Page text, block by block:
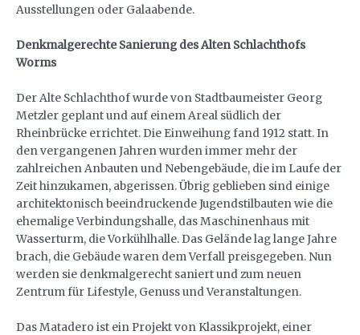
Ausstellungen oder Galaabende.
Denkmalgerechte Sanierung des Alten Schlachthofs
Worms
Der Alte Schlachthof wurde von Stadtbaumeister Georg
Metzler geplant und auf einem Areal südlich der
Rheinbrücke errichtet. Die Einweihung fand 1912 statt. In
den vergangenen Jahren wurden immer mehr der
zahlreichen Anbauten und Nebengebäude, die im Laufe der
Zeit hinzukamen, abgerissen. Übrig geblieben sind einige
architektonisch beeindruckende Jugendstilbauten wie die
ehemalige Verbindungshalle, das Maschinenhaus mit
Wasserturm, die Vorkühlhalle. Das Gelände lag lange Jahre
brach, die Gebäude waren dem Verfall preisgegeben. Nun
werden sie denkmalgerecht saniert und zum neuen
Zentrum für Lifestyle, Genuss und Veranstaltungen.
Das Matadero ist ein Projekt von Klassikprojekt, einer